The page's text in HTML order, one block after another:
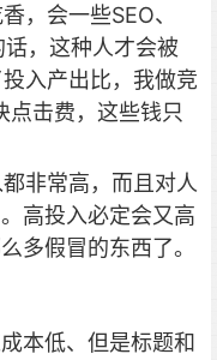
，会一些SEO、
，这种人才会被
入产出比，我做竞
击费，这些钱只
非常高，而且对人
高投入必定会又高
多假冒的东西了。
本低、但是标题和